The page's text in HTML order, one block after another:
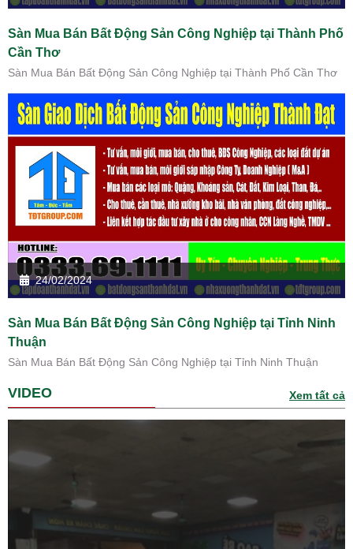
Sàn Mua Bán Bất Động Sản Công Nghiệp tại Thành Phố
Cần Thơ
Sàn Mua Bán Bất Động Sản Công Nghiệp tại Thành Phố Cần Thơ
24/02/2024
Sàn Mua Bán Bất Động Sản Công Nghiệp tại Tỉnh Ninh
Thuận
Sàn Mua Bán Bất Động Sản Công Nghiệp tại Tỉnh Ninh Thuận
VIDEO Xem tất cả